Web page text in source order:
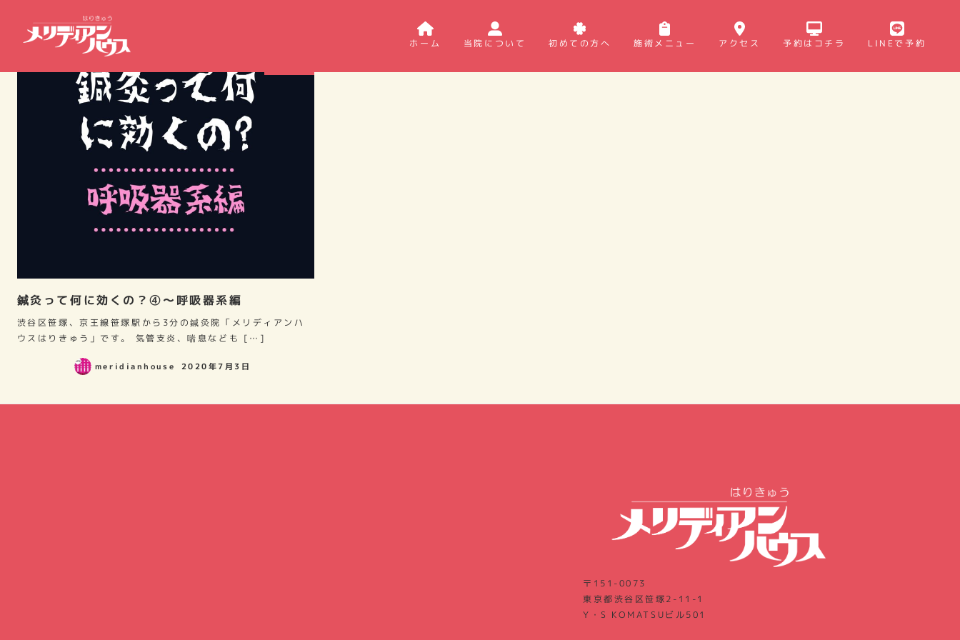
ホーム 当院について 初めての方へ 施術メニュー アクセス 予約はコチラ LINEで予約
鍼灸って何に効くの？④～呼吸器系編
渋谷区笹塚、京王線笹塚駅から3分の鍼灸院「メリディアンハ
ウスはりきゅう」です。 気管支炎、喘息なども […]
meridianhouse 2020年7月3日
〒151-0073
東京都渋谷区笹塚2-11-1
Y・S KOMATSUビル501